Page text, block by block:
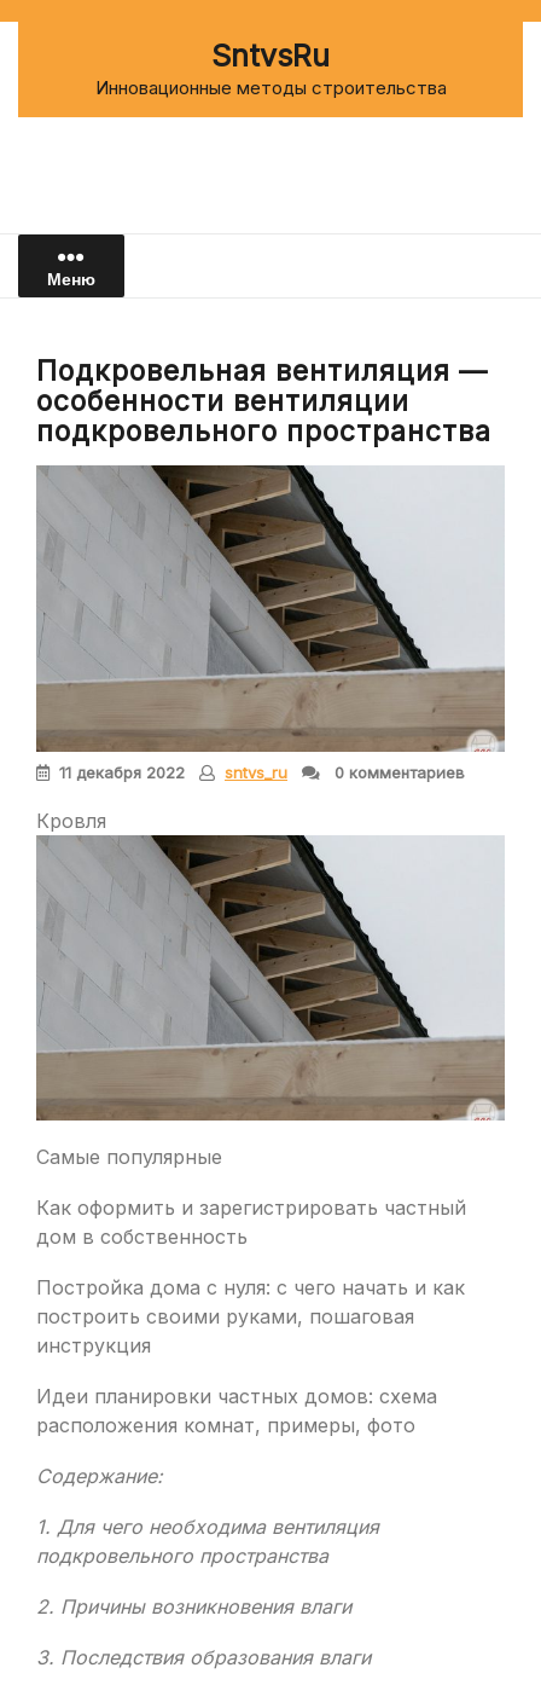
SntvsRu
Инновационные методы строительства
Меню
Подкровельная вентиляция —
особенности вентиляции
подкровельного пространства
11 декабря 2022 sntvs_ru 0 комментариев
Кровля
Самые популярные
Как оформить и зарегистрировать частный
дом в собственность
Постройка дома с нуля: с чего начать и как
построить своими руками, пошаговая
инструкция
Идеи планировки частных домов: схема
расположения комнат, примеры, фото
Содержание:
1. Для чего необходима вентиляция
подкровельного пространства
2. Причины возникновения влаги
3. Последствия образования влаги